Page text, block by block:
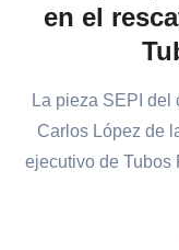
en el
La pieza SEPI del
Carlos López de
ejecutivo de Tubos